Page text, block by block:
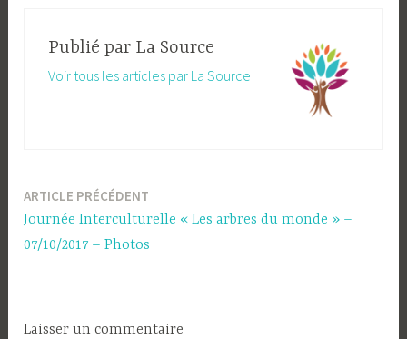
Publié par La Source
Voir tous les articles par La Source
Navigation
de
ARTICLE PRÉCÉDENT
Journée Interculturelle « Les arbres du monde » –
07/10/2017 – Photos
Laisser un commentaire